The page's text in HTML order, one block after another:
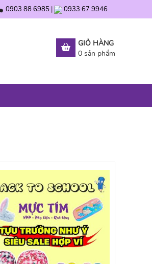
0903 88 6985 | 0933 67 9946
GIỎ HÀNG
0 sản phẩm